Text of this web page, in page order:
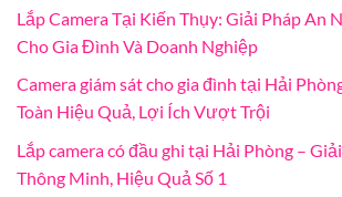
Lắp Camera Tại Kiến Thụy: Giải Pháp An
Cho Gia Đình Và Doanh Nghiệp
Camera giám sát cho gia đình tại Hải
Toàn Hiệu Quả, Lợi Ích Vượt Trội
Lắp camera có đầu ghi tại Hải Phòng –
Thông Minh, Hiệu Quả Số 1